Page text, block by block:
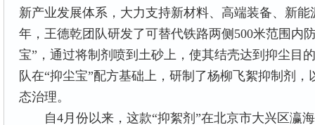
新产业发展体系，大力支持新材料、高端装备、新能
年，王德乾团队研发了可替代铁路两侧500米范围
宝”，通过将制剂喷到土砂上，使其结壳达到抑尘目
队在“抑尘宝”配方基础上，研制了杨柳飞絮抑制剂
态治理。
自4月份以来，这款“抑絮剂”在北京市大兴区瀛